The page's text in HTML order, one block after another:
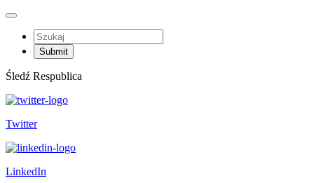
Śledź Respublica
Twitter
LinkedIn